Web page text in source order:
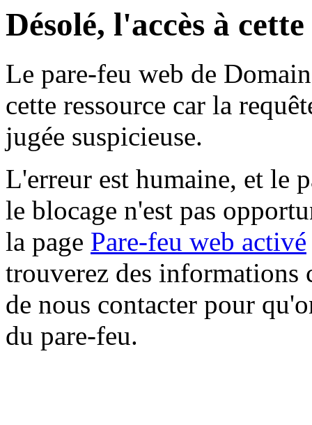
Désolé, l'accès à
Le pare-feu web de
cette ressource car la
jugée suspicieuse.
L'erreur est humaine, et le
le blocage n'est pas
la page Pare-feu web activé
trouverez des informations
de nous contacter pour
du pare-feu.